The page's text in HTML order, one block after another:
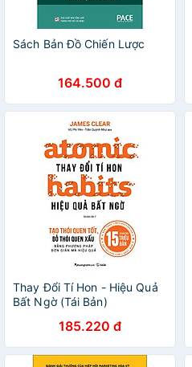
Sách Bản Đồ Chiến Lược
164.500 đ
Thay Đổi Tí Hon - Hiệu Quả
Bất Ngờ (Tái Bản)
185.220 đ